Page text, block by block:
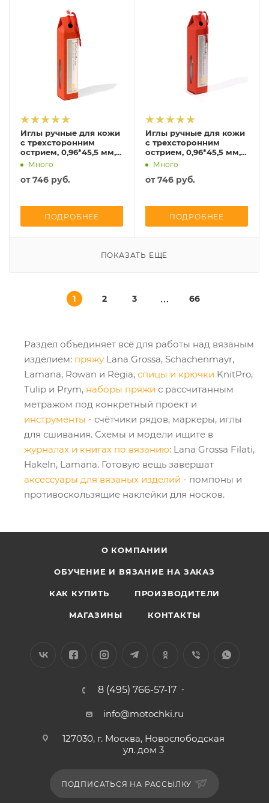
Иглы ручные для кожи
с трехсторонним
острием, 0,96*45,5 мм,
сталь, 2 шт, Tulip, THN-
Много
от746 руб.
ПОДРОБНЕЕ
Иглы ручные для кожи
с трехсторонним
острием, 0,96*45,5 мм,
сталь, 2 шт, Tulip, THN-
Много
от746 руб.
ПОДРОБНЕЕ
ПОКАЗАТЬ ЕЩЕ
1 2 3 66
Раздел объединяет всё для работы над вязаным
изделием: пряжу Lana Grossa, Schachenmayr,
Lamana, Rowan и Regia, спицы и крючки KnitPro,
Tulip и Prym, наборы пряжи с рассчитанным
метражом под конкретный проект и
инструменты - счётчики рядов, маркеры, иглы
для сшивания. Схемы и модели ищите в
журналах и книгах по вязанию: Lana Grossa Filati,
Hakeln, Lamana. Готовую вещь завершат
аксессуары для вязаных изделий - помпоны и
противоскользящие наклейки для носков.
О КОМПАНИИ
ОБУЧЕНИЕ И ВЯЗАНИЕ НА ЗАКАЗ
КАК КУПИТЬ ПРОИЗВОДИТЕЛИ
МАГАЗИНЫ КОНТАКТЫ
8 (495) 766-57-17
info@motochki.ru
127030, г. Москва, Новослободская
ул. дом 3
ПОДПИСАТЬСЯ НА РАССЫЛКУ